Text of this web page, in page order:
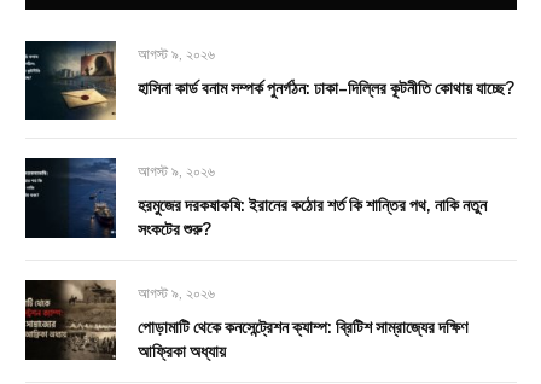
আগস্ট ৯, ২০২৬
হাসিনা কার্ড বনাম সম্পর্ক পুনর্গঠন: ঢাকা–দিল্লির কূটনীতি কোথায় যাচ্ছে?
আগস্ট ৯, ২০২৬
হরমুজের দরকষাকষি: ইরানের কঠোর শর্ত কি শান্তির পথ, নাকি নতুন
সংকটের শুরু?
আগস্ট ৯, ২০২৬
পোড়ামাটি থেকে কনসেন্ট্রেশন ক্যাম্প: ব্রিটিশ সাম্রাজ্যের দক্ষিণ
আফ্রিকা অধ্যায়